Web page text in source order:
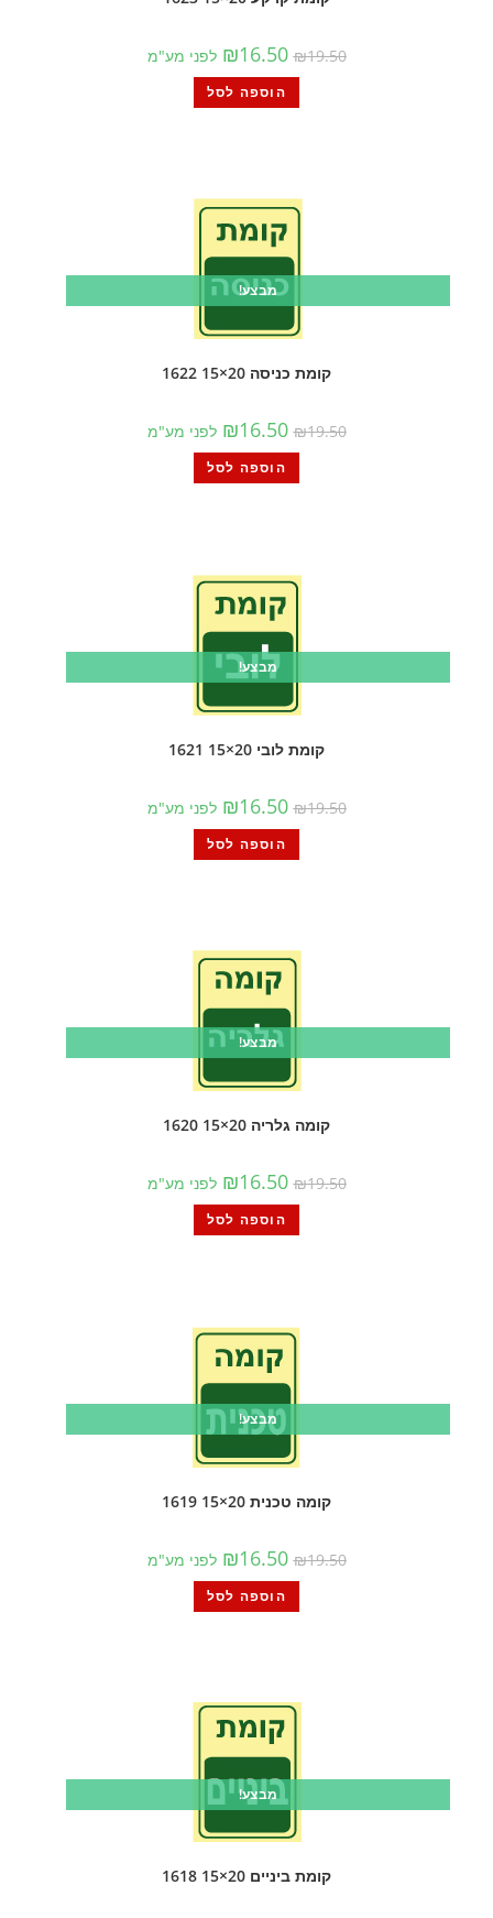
₪19.50
₪16.50 לפני מע"מ
הוספה לסל
מבצע!
קומת כניסה 20×15 1622
₪19.50
₪16.50 לפני מע"מ
הוספה לסל
מבצע!
קומת לובי 20×15 1621
₪19.50
₪16.50 לפני מע"מ
הוספה לסל
מבצע!
קומה גלריה 20×15 1620
₪19.50
₪16.50 לפני מע"מ
הוספה לסל
מבצע!
קומה טכנית 20×15 1619
₪19.50
₪16.50 לפני מע"מ
הוספה לסל
מבצע!
קומת ביניים 20×15 1618